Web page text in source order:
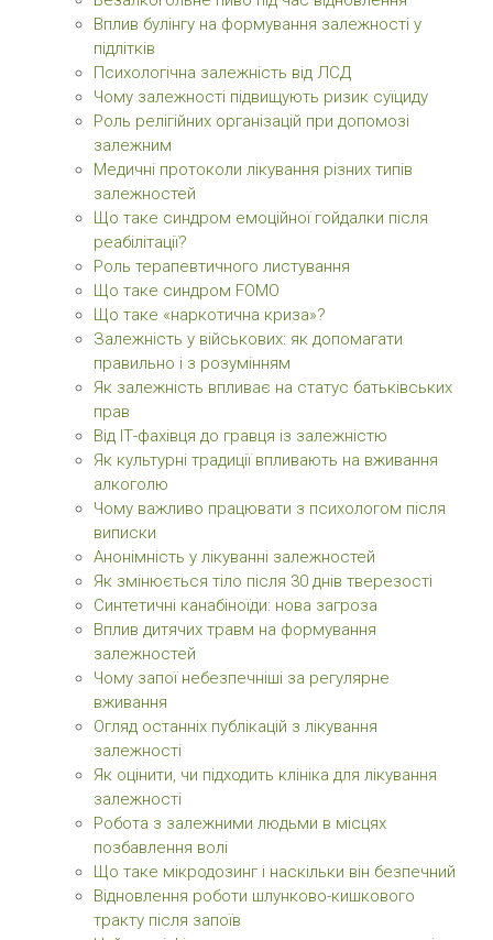
Вплив булінгу на формування залежності у
підлітків
Психологічна залежність від ЛСД
Чому залежності підвищують ризик суїциду
Роль релігійних організацій при допомозі
залежним
Медичні протоколи лікування різних типів
залежностей
Що таке синдром емоційної гойдалки після
реабілітації?
Роль терапевтичного листування
Що таке синдром FOMO
Що таке «наркотична криза»?
Залежність у військових: як допомагати
правильно і з розумінням
Як залежність впливає на статус батьківських
прав
Від ІТ-фахівця до гравця із залежністю
Як культурні традиції впливають на вживання
алкоголю
Чому важливо працювати з психологом після
виписки
Анонімність у лікуванні залежностей
Як змінюється тіло після 30 днів тверезості
Синтетичні канабіноїди: нова загроза
Вплив дитячих травм на формування
залежностей
Чому запої небезпечніші за регулярне
вживання
Огляд останніх публікацій з лікування
залежності
Як оцінити, чи підходить клініка для лікування
залежності
Робота з залежними людьми в місцях
позбавлення волі
Що таке мікродозинг і наскільки він безпечний
Відновлення роботи шлунково-кишкового
тракту після запоїв